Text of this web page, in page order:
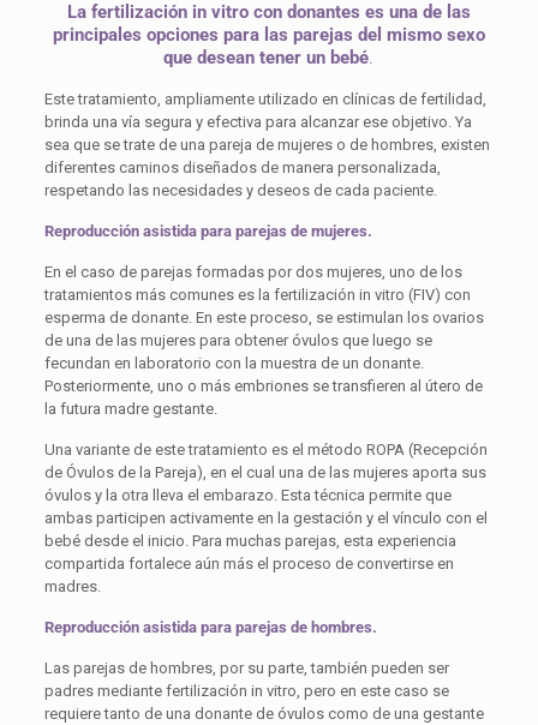
La fertilización in vitro con donantes es una de las
principales opciones para las parejas del mismo sexo
que desean tener un bebé.
Este tratamiento, ampliamente utilizado en clínicas de fertilidad,
brinda una vía segura y efectiva para alcanzar ese objetivo. Ya
sea que se trate de una pareja de mujeres o de hombres, existen
diferentes caminos diseñados de manera personalizada,
respetando las necesidades y deseos de cada paciente.
Reproducción asistida para parejas de mujeres.
En el caso de parejas formadas por dos mujeres, uno de los
tratamientos más comunes es la fertilización in vitro (FIV) con
esperma de donante. En este proceso, se estimulan los ovarios
de una de las mujeres para obtener óvulos que luego se
fecundan en laboratorio con la muestra de un donante.
Posteriormente, uno o más embriones se transfieren al útero de
la futura madre gestante.
Una variante de este tratamiento es el método ROPA (Recepción
de Óvulos de la Pareja), en el cual una de las mujeres aporta sus
óvulos y la otra lleva el embarazo. Esta técnica permite que
ambas participen activamente en la gestación y el vínculo con el
bebé desde el inicio. Para muchas parejas, esta experiencia
compartida fortalece aún más el proceso de convertirse en
madres.
Reproducción asistida para parejas de hombres.
Las parejas de hombres, por su parte, también pueden ser
padres mediante fertilización in vitro, pero en este caso se
requiere tanto de una donante de óvulos como de una gestante